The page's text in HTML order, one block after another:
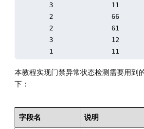
本教程实现门禁异常状态检测需要用到
下：
字段名 说明